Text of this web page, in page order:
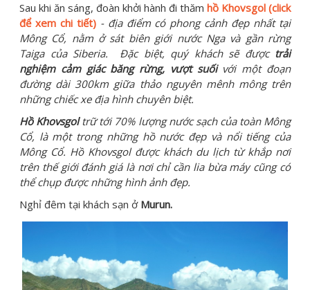
Sau khi ăn sáng, đoàn khởi hành đi thăm hồ Khovsgol (click
để xem chi tiết) - địa điểm có phong cảnh đẹp nhất tại
Mông Cổ, nằm ở sát biên giới nước Nga và gần rừng
Taiga của Siberia.
Đặc biệt, quý khách sẽ được trải
nghiệm cảm giác băng rừng, vượt suối với một đoạn
đường dài 300km giữa thảo nguyên mênh mông trên
những chiếc xe địa hình chuyên biệt.
Hồ Khovsgoltrữ tới 70% lượng nước sạch của toàn Mông
Cổ, là một trong những hồ nước đẹp và nổi tiếng của
Mông Cổ. Hồ Khovsgol được khách du lịch từ khắp nơi
trên thế giới đánh giá là nơi chỉ cần lia bừa máy cũng có
thể chụp được những hình ảnh đẹp.
Nghỉ đêm tại khách sạn ở Murun.